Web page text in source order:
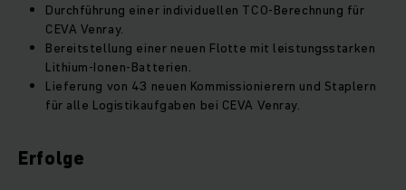
Durchführung einer individuellen TCO-Berechnung für
CEVA Venray.
Bereitstellung einer neuen Flotte mit leistungsstarken
Lithium-Ionen-Batterien.
Lieferung von 43 neuen Kommissionierern und Staplern
für alle Logistikaufgaben bei CEVA Venray.
Erfolge